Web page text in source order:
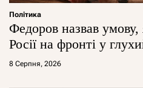
Політика
Федоров назвав
Росії на фронті у
8 Серпня, 2026